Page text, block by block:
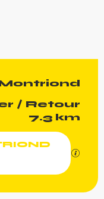
/ Retour
7.3 km